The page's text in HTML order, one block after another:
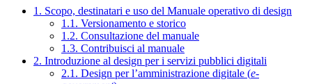
1. Scopo, destinatari e uso del Manuale operativo di design
1.1. Versionamento e storico
1.2. Consultazione del manuale
1.3. Contribuisci al manuale
2. Introduzione al design per i servizi pubblici digitali
2.1. Design per l’amministrazione digitale (e-